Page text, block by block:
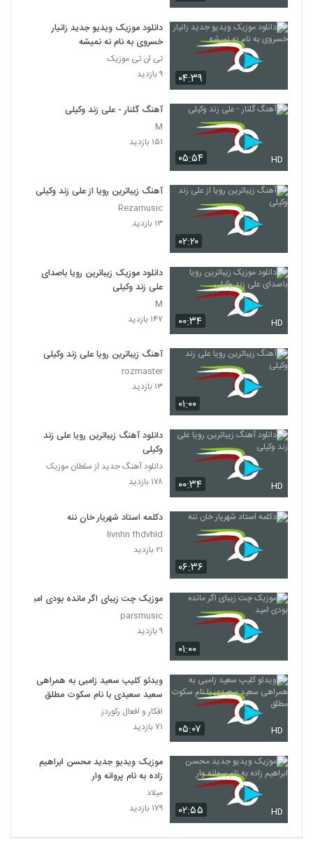
۰۴:۳۹
دانلود موزیک ویدیو جدید زانیار
خسروی به نام نه نمیشه
تی ان تی موزیک
۹ بازدید
۰۵:۵۴ HD
آهنگ گلنار - علی زند وکیلی
M
۱۵۱ بازدید
۰۲:۲۰
آهنگ زیباترین رویا از علی زند وکیلی
Rezamusic
۱۳ بازدید
۰۰:۳۴ HD
دانلود موزیک زیباترین رویا باصدای
علی زند وکیلی
M
۱۴۷ بازدید
۰۱:۰۰
آهنگ زیباترین رویا علی زند وکیلی
rozmaster
۱۳ بازدید
۰۰:۳۴ HD
دانلود آهنگ زیباترین رویا علی زند
وکیلی
دانلود آهنگ جدید از سلطان موزیک
۱۷۸ بازدید
۰۶:۳۶
دکلمه استاد شهریار خان ننه
livnhn fhdvhld
۲۱ بازدید
۰۱:۰۰
موزیک چت زیبای اگر مانده بودی امید
parsmusic
۹ بازدید
۰۵:۰۷ HD
ویدئو کلیپ سعید زامبی به همراهی
سعید سعیدی با نام سکوت مطلق
افکار و افعال رکوردز
۷۱ بازدید
۰۲:۵۵ HD
موزیک ویدیو جدید محسن ابراهیم
زاده به نام پروانه وار
میلاد
۱۷۹ بازدید